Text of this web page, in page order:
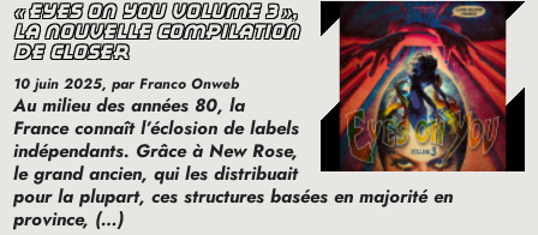
« eyes on you volume 3»,
la nouvelle compilation
de closer
10 juin 2025, par Franco Onweb
Au milieu des années 80, la
France connaît l’éclosion de labels
indépendants. Grâce à New Rose,
le grand ancien, qui les distribuait
pour la plupart, ces structures basées en majorité en
province, (…)